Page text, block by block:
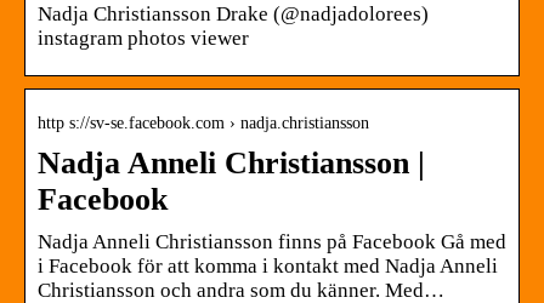
Nadja Christiansson Drake (@nadjadolorees)
instagram photos viewer
http s://sv-se.facebook.com › nadja.christiansson
Nadja Anneli Christiansson |
Facebook
Nadja Anneli Christiansson finns på Facebook Gå med
i Facebook för att komma i kontakt med Nadja Anneli
Christiansson och andra som du känner. Med…